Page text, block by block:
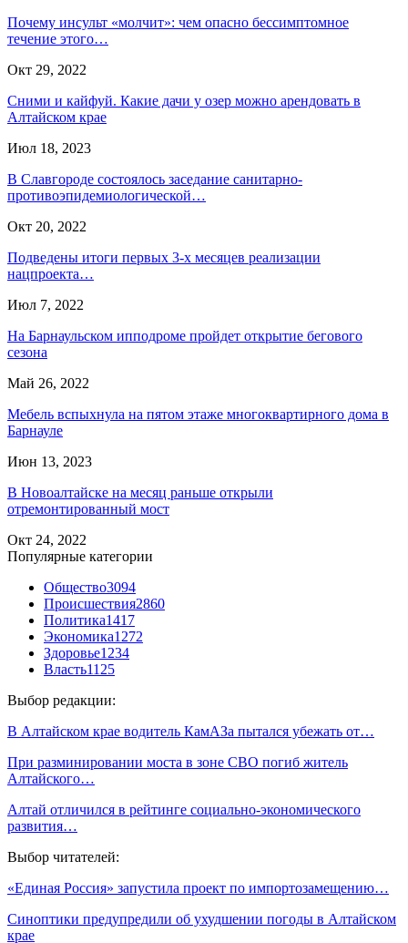
Почему инсульт «молчит»: чем опасно бессимптомное
течение этого…
Окт 29, 2022
Сними и кайфуй. Какие дачи у озер можно арендовать в
Алтайском крае
Июл 18, 2023
В Славгороде состоялось заседание санитарно-
противоэпидемиологической…
Окт 20, 2022
Подведены итоги первых 3-х месяцев реализации
нацпроекта…
Июл 7, 2022
На Барнаульском ипподроме пройдет открытие бегового
сезона
Май 26, 2022
Мебель вспыхнула на пятом этаже многоквартирного дома в
Барнауле
Июн 13, 2023
В Новоалтайске на месяц раньше открыли
отремонтированный мост
Окт 24, 2022
Популярные категории
Общество3094
Происшествия2860
Политика1417
Экономика1272
Здоровье1234
Власть1125
Выбор редакции:
В Алтайском крае водитель КамАЗа пытался убежать от…
При разминировании моста в зоне СВО погиб житель
Алтайского…
Алтай отличился в рейтинге социально-экономического
развития…
Выбор читателей:
«Единая Россия» запустила проект по импортозамещению…
Синоптики предупредили об ухудшении погоды в Алтайском
крае